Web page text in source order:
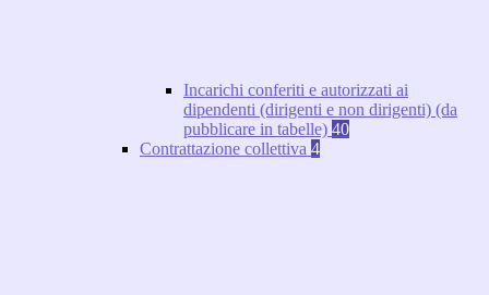
Incarichi conferiti e autorizzati ai
dipendenti (dirigenti e non dirigenti) (da
pubblicare in tabelle) 40
Contrattazione collettiva 4